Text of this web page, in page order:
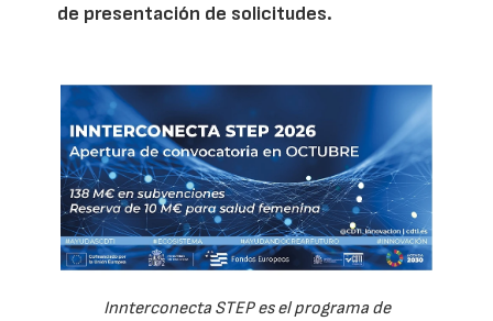
de presentación de solicitudes.
Innterconecta STEP es el programa de